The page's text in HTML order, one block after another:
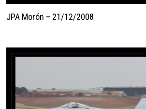
JPA Morón – 21/12/2008